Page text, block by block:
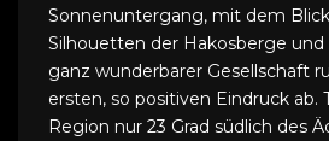
Sonnenuntergang, mit dem
Silhouetten der Hakosberge
ganz wunderbarer Gesellschaft
ersten, so positiven Eindruck ab.
Region nur 23 Grad südlich des